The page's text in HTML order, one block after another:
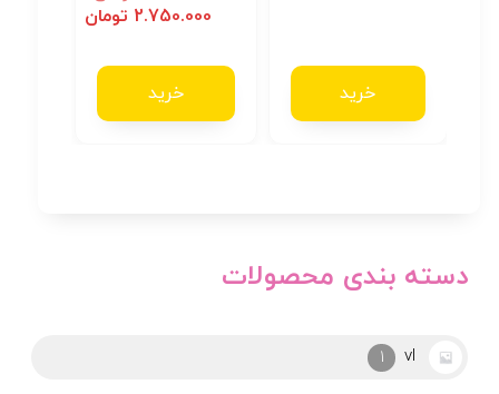
خرید
2.750.000 تومان
خرید
دسته بندی محصولات